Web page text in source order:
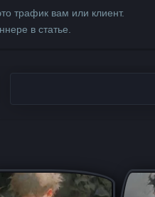
трафик вам или клиент.
в статье.